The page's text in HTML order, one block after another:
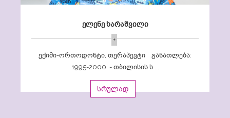
ელენე ხარაშვილი
+
ექიმი-ორთოდონტი, თერაპევტი განათლება:
1995-2000 - თბილისის ს ...
სრულად